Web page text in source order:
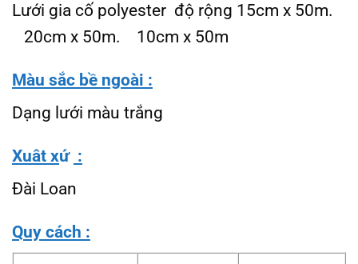
Lưới gia cố polyester độ rộng 15cm x 50m.
20cm x 50m. 10cm x 50m
Màu sắc bề ngoài :
Dạng lưới màu trắng
Xuât xứ :
Đài Loan
Quy cách :